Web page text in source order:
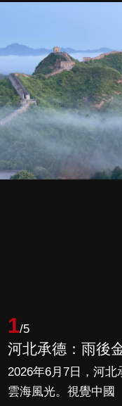
1/5
河北承德：雨後
2026年6月7日，河
雲海風光。視覺中國